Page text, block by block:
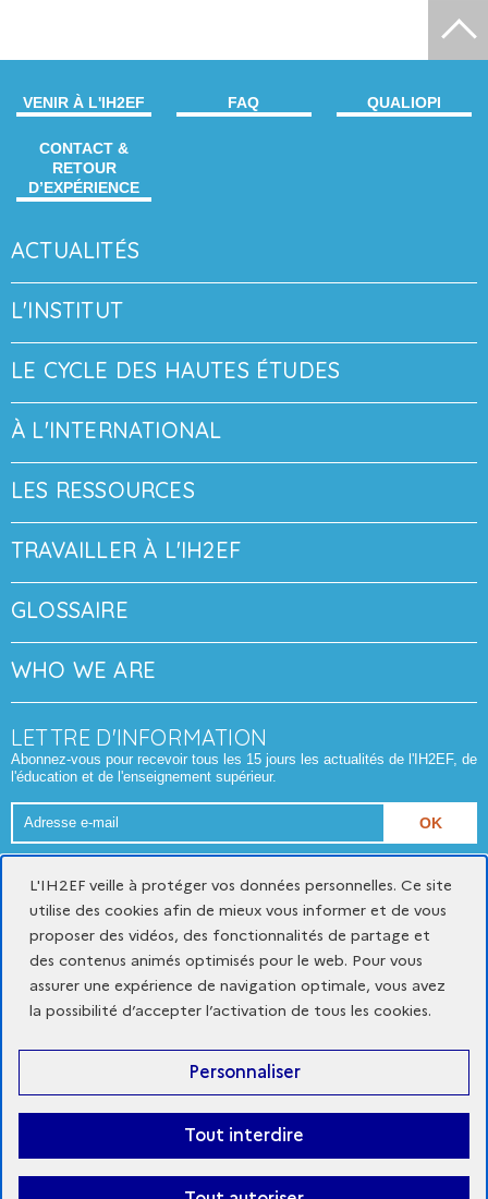
VENIR À L'IH2EF FAQ QUALIOPI
CONTACT &
RETOUR
D’EXPÉRIENCE
ACTUALITÉS
L'INSTITUT
LE CYCLE DES HAUTES ÉTUDES
À L'INTERNATIONAL
LES RESSOURCES
TRAVAILLER À L'IH2EF
GLOSSAIRE
WHO WE ARE
LETTRE D'INFORMATION
Abonnez-vous pour recevoir tous les 15 jours les actualités de l'IH2EF, de
l'éducation et de l'enseignement supérieur.
Adresse
e-
Gestion des cookies
Accessibilité du site : partiellement conforme
© Institut des hautes études de l'éducation et de la formation
x
youtube
-
fenêtre
linkedin
L'IH2EF veille à protéger vos données personnelles. Ce site
utilise des cookies afin de mieux vous informer et de vous
proposer des vidéos, des fonctionnalités de partage et
des contenus animés optimisés pour le web. Pour vous
assurer une expérience de navigation optimale, vous avez
la possibilité d’accepter l’activation de tous les cookies.
Tout interdire
Personnaliser